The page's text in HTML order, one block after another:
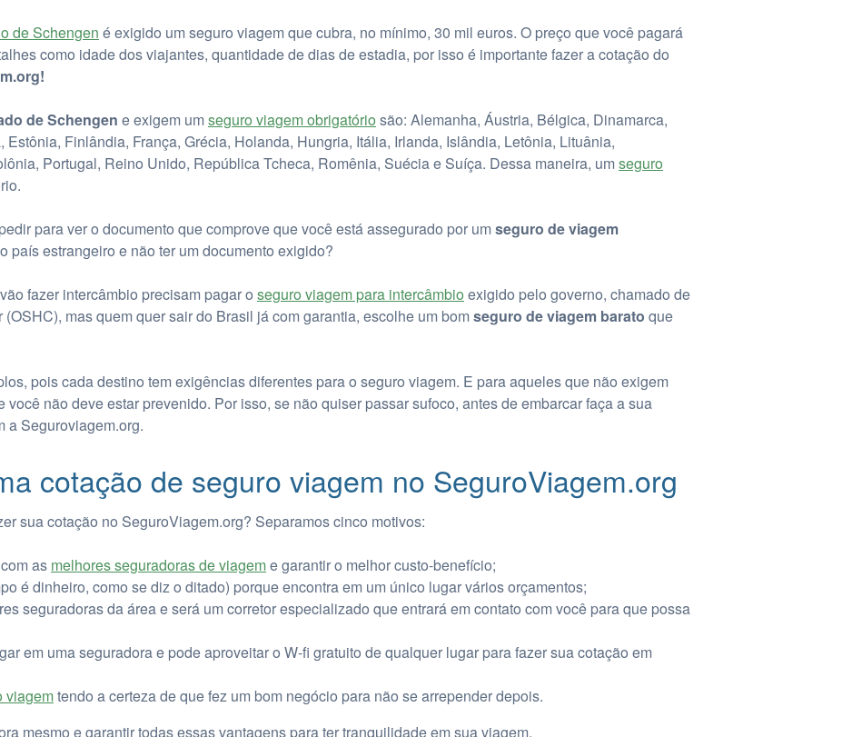
de Schengen é exigido um seguro viagem que cubra, no mínimo, 30 mil euros. O preço que você pagará
como idade dos viajantes, quantidade de dias de estadia, por isso é importante fazer a cotação do
de Schengen e exigem umseguro viagem obrigatório são: Alemanha, Áustria, Bélgica, Dinamarca,
Finlândia, França, Grécia, Holanda, Hungria, Itália, Irlanda, Islândia, Letônia, Lituânia,
Portugal, Reino Unido, República Tcheca, Romênia, Suécia e Suíça. Dessa maneira, umseguro
para ver o documento que comprove que você está assegurado por umseguro de viagem
país estrangeiro e não ter um documento exigido?
fazer intercâmbio precisam pagar o seguro viagem para intercâmbio exigido pelo governo, chamado de
mas quem quer sair do Brasil já com garantia, escolhe um bomseguro de viagem barato que
pois cada destino tem exigências diferentes para o seguro viagem. E para aqueles que não exigem
não deve estar prevenido. Por isso, se não quiser passar sufoco, antes de embarcar faça a sua
a Seguroviagem.org.
cotação de seguro viagem no SeguroViagem.org
sua cotação no SeguroViagem.org? Separamos cinco motivos:
as melhores seguradoras de viageme garantir o melhor custo-benefício;
é dinheiro, como se diz o ditado) porque encontra em um único lugar vários orçamentos;
seguradoras da área e será um corretor especializado que entrará em contato com você para que possa
em uma seguradora e pode aproveitar o W-fi gratuito de qualquer lugar para fazer sua cotação em
viagemtendo a certeza de que fez um bom negócio para não se arrepender depois.
mesmo e garantir todas essas vantagens para ter tranquilidade em sua viagem.